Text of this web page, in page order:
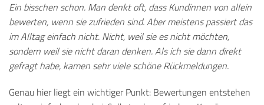
Ein bisschen schon. Man denkt oft, dass Kundinnen von allein
bewerten, wenn sie zufrieden sind. Aber meistens passiert das
im Alltag einfach nicht. Nicht, weil sie es nicht möchten,
sondern weil sie nicht daran denken. Als ich sie dann direkt
gefragt habe, kamen sehr viele schöne Rückmeldungen.
Genau hier liegt ein wichtiger Punkt: Bewertungen entstehen